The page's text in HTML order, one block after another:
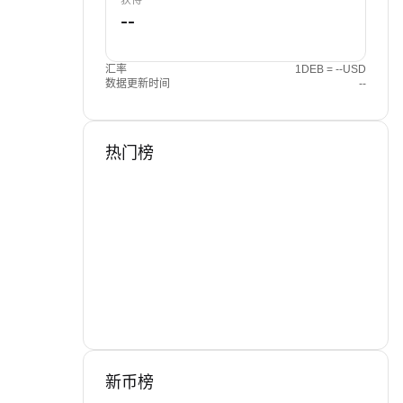
汇率
1DEB = --USD
数据更新时间
--
热门榜
新币榜